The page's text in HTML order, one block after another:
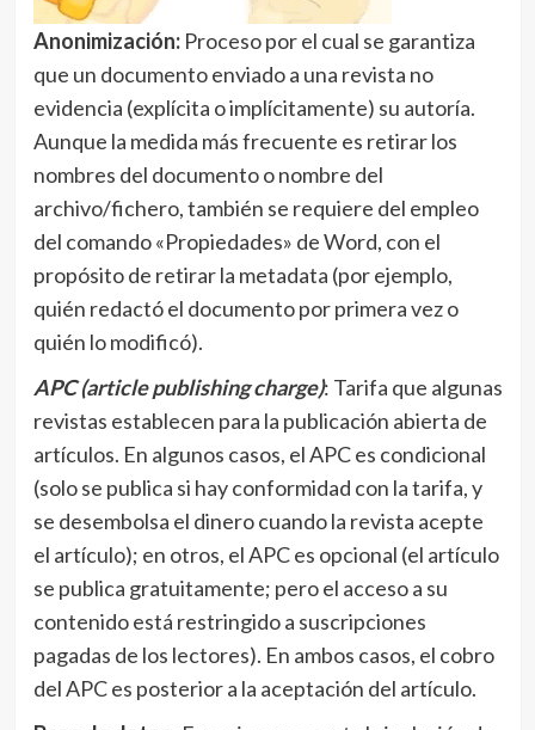
Anonimización:Proceso por el cual se garantiza
que un documento enviado a una revista no
evidencia (explícita o implícitamente) su autoría.
Aunque la medida más frecuente es retirar los
nombres del documento o nombre del
archivo/fichero, también se requiere del empleo
del comando «Propiedades» de Word, con el
propósito de retirar la metadata (por ejemplo,
quién redactó el documento por primera vez o
quién lo modificó).
APC (article publishing charge): Tarifa que algunas
revistas establecen para la publicación abierta de
artículos. En algunos casos, el APC es condicional
(solo se publica si hay conformidad con la tarifa, y
se desembolsa el dinero cuando la revista acepte
el artículo); en otros, el APC es opcional (el artículo
se publica gratuitamente; pero el acceso a su
contenido está restringido a suscripciones
pagadas de los lectores). En ambos casos, el cobro
del APC es posterior a la aceptación del artículo.